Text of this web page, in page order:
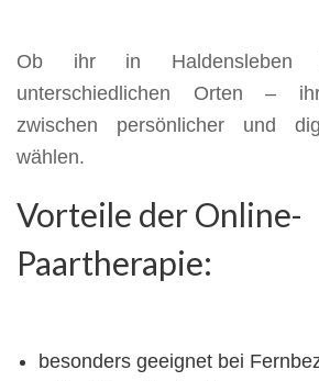
Ob ihr in
unterschiedlichen Orten –
zwischen persönlicher und
wählen.
Vorteile der Online-
Paartherapie:
besonders geeignet bei